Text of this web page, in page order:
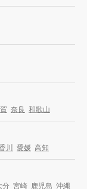
奈良 和歌山
川 愛媛 高知
分 宮崎 鹿児島 沖縄